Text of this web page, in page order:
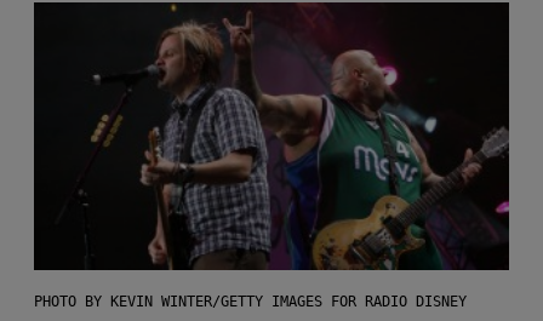
PHOTO BY KEVIN WINTER/GETTY IMAGES FOR RADIO DISNEY